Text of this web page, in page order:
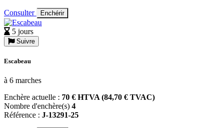
Consulter Enchérir
5 jours
Suivre
Escabeau
à 6 marches
Enchère actuelle : 70 € HTVA (84,70 € TVAC)
Nombre d'enchère(s) 4
Référence : J-13291-25